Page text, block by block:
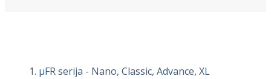
1. μFR serija - Nano, Classic, Advance, XL